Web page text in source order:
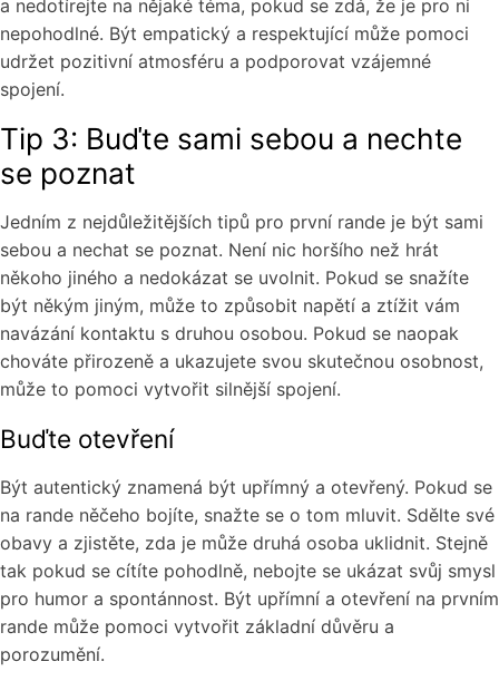
a nedotírejte na nějaké téma, pokud se zdá, že je pro ni
nepohodlné. Být empatický a respektující může pomoci
udržet pozitivní atmosféru a podporovat vzájemné
spojení.
Tip 3: Buďte sami sebou a nechte
se poznat
Jedním z nejdůležitějších tipů pro první rande je být sami
sebou a nechat se poznat. Není nic horšího než hrát
někoho jiného a nedokázat se uvolnit. Pokud se snažíte
být někým jiným, může to způsobit napětí a ztížit vám
navázání kontaktu s druhou osobou. Pokud se naopak
chováte přirozeně a ukazujete svou skutečnou osobnost,
může to pomoci vytvořit silnější spojení.
Buďte otevření
Být autentický znamená být upřímný a otevřený. Pokud se
na rande něčeho bojíte, snažte se o tom mluvit. Sdělte své
obavy a zjistěte, zda je může druhá osoba uklidnit. Stejně
tak pokud se cítíte pohodlně, nebojte se ukázat svůj smysl
pro humor a spontánnost. Být upřímní a otevření na prvním
rande může pomoci vytvořit základní důvěru a
porozumění.